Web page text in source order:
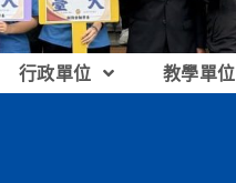
行政單位 教學單位